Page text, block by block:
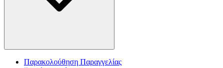
Παρακολούθηση Παραγγελίας